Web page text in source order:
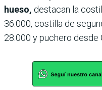
hueso, destacan la
36.000, costilla de
28.000 y puchero desde